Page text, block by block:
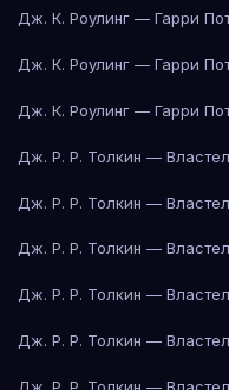
Дж. К. Роулинг — Гарри
Дж. К. Роулинг — Гарри
Дж. К. Роулинг — Гарри
Дж. Р. Р. Толкин —
Дж. Р. Р. Толкин —
Дж. Р. Р. Толкин —
Дж. Р. Р. Толкин —
Дж. Р. Р. Толкин —
Дж. Р. Р. Толкин —